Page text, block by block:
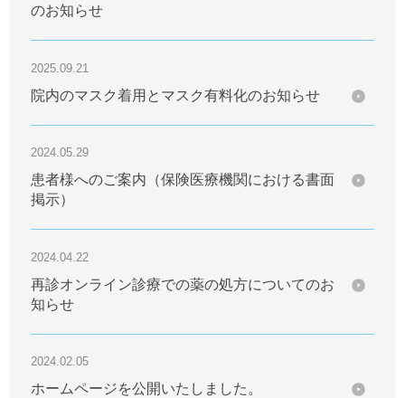
のお知らせ
2025.09.21
院内のマスク着用とマスク有料化のお知らせ
2024.05.29
患者様へのご案内（保険医療機関における書面
掲示）
2024.04.22
再診オンライン診療での薬の処方についてのお
知らせ
2024.02.05
ホームページを公開いたしました。